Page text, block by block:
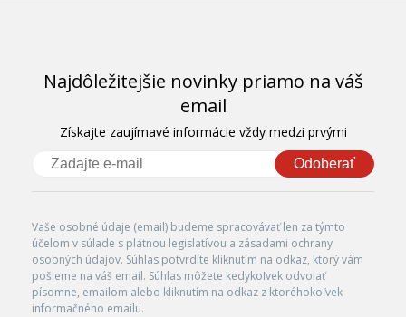
Najdôležitejšie novinky priamo na váš
email
Získajte zaujímavé informácie vždy medzi prvými
Odoberať
Vaše osobné údaje (email) budeme spracovávať len za týmto
účelom v súlade s platnou legislatívou a zásadami ochrany
osobných údajov. Súhlas potvrdíte kliknutím na odkaz, ktorý vám
pošleme na váš email. Súhlas môžete kedykoľvek odvolať
písomne, emailom alebo kliknutím na odkaz z ktoréhokoľvek
informačného emailu.